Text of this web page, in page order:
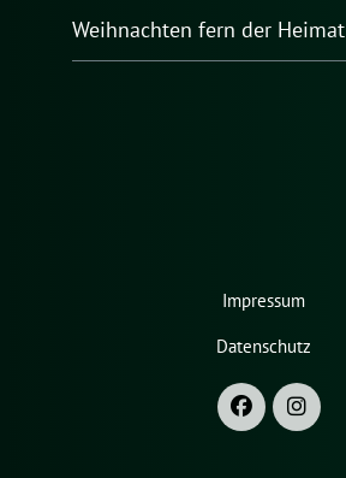
Weihnachten fern der Heimat
Impressum
Datenschutz